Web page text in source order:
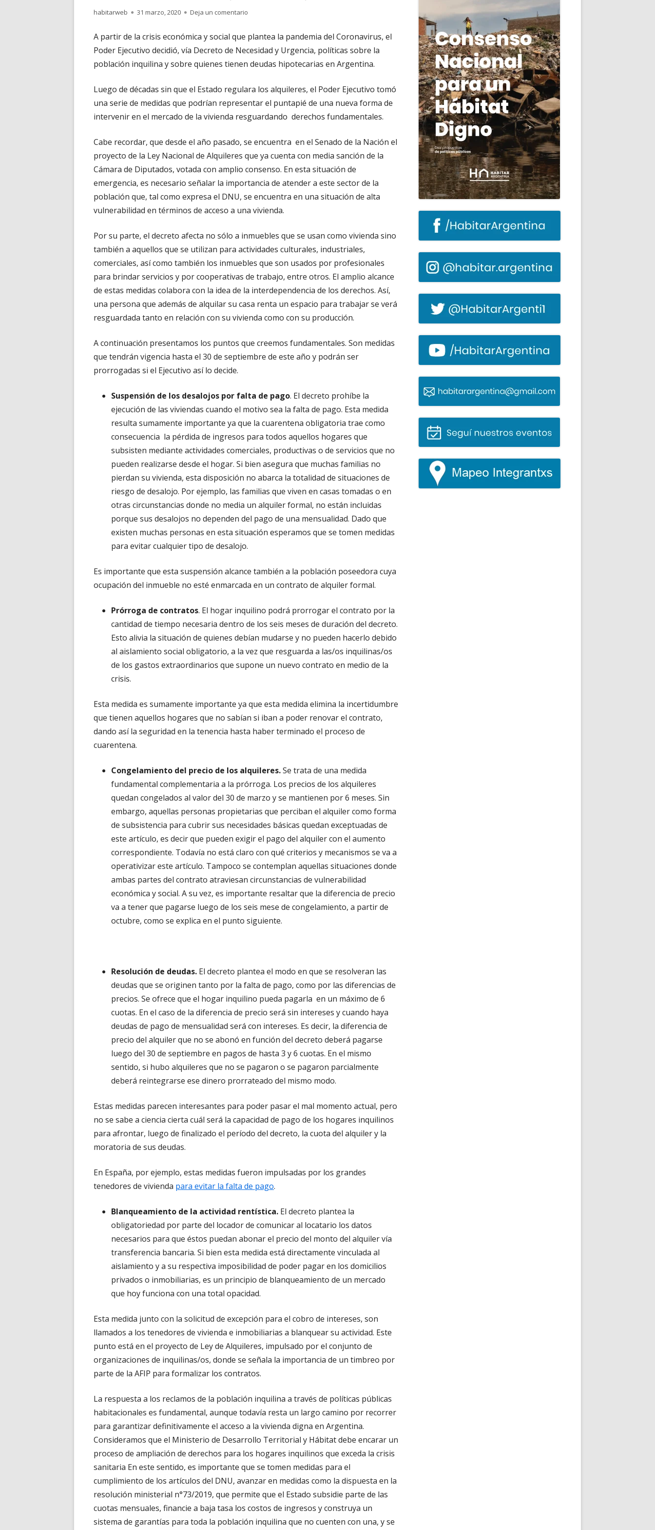
Autor
habitarweb
Publicado
31 marzo, 2020 Deja un comentario para CORONAVIRUS – Análisis de las medidas que buscan llevar alivio a la población inquilina
A partir de la crisis económica y social que plantea la pandemia del Coronavirus, el
Poder Ejecutivo decidió, vía Decreto de Necesidad y Urgencia, políticas sobre la
población inquilina y sobre quienes tienen deudas hipotecarias en Argentina.
Luego de décadas sin que el Estado regulara los alquileres, el Poder Ejecutivo tomó
una serie de medidas que podrían representar el puntapié de una nueva forma de
intervenir en el mercado de la vivienda resguardando derechos fundamentales.
Cabe recordar, que desde el año pasado, se encuentra en el Senado de la Nación el
proyecto de la Ley Nacional de Alquileres que ya cuenta con media sanción de la
Cámara de Diputados, votada con amplio consenso. En esta situación de
emergencia, es necesario señalar la importancia de atender a este sector de la
población que, tal como expresa el DNU, se encuentra en una situación de alta
vulnerabilidad en términos de acceso a una vivienda.
Por su parte, el decreto afecta no sólo a inmuebles que se usan como vivienda sino
también a aquellos que se utilizan para actividades culturales, industriales,
comerciales, así como también los inmuebles que son usados por profesionales
para brindar servicios y por cooperativas de trabajo, entre otros. El amplio alcance
de estas medidas colabora con la idea de la interdependencia de los derechos. Así,
una persona que además de alquilar su casa renta un espacio para trabajar se verá
resguardada tanto en relación con su vivienda como con su producción.
A continuación presentamos los puntos que creemos fundamentales. Son medidas
que tendrán vigencia hasta el 30 de septiembre de este año y podrán ser
prorrogadas si el Ejecutivo así lo decide.
Suspensión de los desalojos por falta de pago. El decreto prohíbe la
ejecución de las viviendas cuando el motivo sea la falta de pago. Esta medida
resulta sumamente importante ya que la cuarentena obligatoria trae como
consecuencia la pérdida de ingresos para todos aquellos hogares que
subsisten mediante actividades comerciales, productivas o de servicios que no
pueden realizarse desde el hogar. Si bien asegura que muchas familias no
pierdan su vivienda, esta disposición no abarca la totalidad de situaciones de
riesgo de desalojo. Por ejemplo, las familias que viven en casas tomadas o en
otras circunstancias donde no media un alquiler formal, no están incluidas
porque sus desalojos no dependen del pago de una mensualidad. Dado que
existen muchas personas en esta situación esperamos que se tomen medidas
para evitar cualquier tipo de desalojo.
Es importante que esta suspensión alcance también a la población poseedora cuya
ocupación del inmueble no esté enmarcada en un contrato de alquiler formal.
Prórroga de contratos. El hogar inquilino podrá prorrogar el contrato por la
cantidad de tiempo necesaria dentro de los seis meses de duración del decreto.
Esto alivia la situación de quienes debían mudarse y no pueden hacerlo debido
al aislamiento social obligatorio, a la vez que resguarda a las/os inquilinas/os
de los gastos extraordinarios que supone un nuevo contrato en medio de la
crisis.
Esta medida es sumamente importante ya que esta medida elimina la incertidumbre
que tienen aquellos hogares que no sabían si iban a poder renovar el contrato,
dando así la seguridad en la tenencia hasta haber terminado el proceso de
cuarentena.
Congelamiento del precio de los alquileres.Se trata de una medida
fundamental complementaria a la prórroga. Los precios de los alquileres
quedan congelados al valor del 30 de marzo y se mantienen por 6 meses. Sin
embargo, aquellas personas propietarias que perciban el alquiler como forma
de subsistencia para cubrir sus necesidades básicas quedan exceptuadas de
este artículo, es decir que pueden exigir el pago del alquiler con el aumento
correspondiente. Todavía no está claro con qué criterios y mecanismos se va a
operativizar este artículo. Tampoco se contemplan aquellas situaciones donde
ambas partes del contrato atraviesan circunstancias de vulnerabilidad
económica y social. A su vez, es importante resaltar que la diferencia de precio
va a tener que pagarse luego de los seis mese de congelamiento, a partir de
octubre, como se explica en el punto siguiente.
Resolución de deudas. El decreto plantea el modo en que se resolveran las
deudas que se originen tanto por la falta de pago, como por las diferencias de
precios. Se ofrece que el hogar inquilino pueda pagarla en un máximo de 6
cuotas. En el caso de la diferencia de precio será sin intereses y cuando haya
deudas de pago de mensualidad será con intereses. Es decir, la diferencia de
precio del alquiler que no se abonó en función del decreto deberá pagarse
luego del 30 de septiembre en pagos de hasta 3 y 6 cuotas. En el mismo
sentido, si hubo alquileres que no se pagaron o se pagaron parcialmente
deberá reintegrarse ese dinero prorrateado del mismo modo.
Estas medidas parecen interesantes para poder pasar el mal momento actual, pero
no se sabe a ciencia cierta cuál será la capacidad de pago de los hogares inquilinos
para afrontar, luego de finalizado el período del decreto, la cuota del alquiler y la
moratoria de sus deudas.
En España, por ejemplo, estas medidas fueron impulsadas por los grandes
tenedores de vivienda para evitar la falta de pago.
Blanqueamiento de la actividad rentística. El decreto plantea la
obligatoriedad por parte del locador de comunicar al locatario los datos
necesarios para que éstos puedan abonar el precio del monto del alquiler vía
transferencia bancaria. Si bien esta medida está directamente vinculada al
aislamiento y a su respectiva imposibilidad de poder pagar en los domicilios
privados o inmobiliarias, es un principio de blanqueamiento de un mercado
que hoy funciona con una total opacidad.
Esta medida junto con la solicitud de excepción para el cobro de intereses, son
llamados a los tenedores de vivienda e inmobiliarias a blanquear su actividad. Este
punto está en el proyecto de Ley de Alquileres, impulsado por el conjunto de
organizaciones de inquilinas/os, donde se señala la importancia de un timbreo por
parte de la AFIP para formalizar los contratos.
La respuesta a los reclamos de la población inquilina a través de políticas públicas
habitacionales es fundamental, aunque todavía resta un largo camino por recorrer
para garantizar definitivamente el acceso a la vivienda digna en Argentina.
Consideramos que el Ministerio de Desarrollo Territorial y Hábitat debe encarar un
proceso de ampliación de derechos para los hogares inquilinos que exceda la crisis
sanitaria En este sentido, es importante que se tomen medidas para el
cumplimiento de los artículos del DNU, avanzar en medidas como la dispuesta en la
resolución ministerial n°73/2019, que permite que el Estado subsidie parte de las
cuotas mensuales, financie a baja tasa los costos de ingresos y construya un
sistema de garantías para toda la población inquilina que no cuenten con una, y se
principal